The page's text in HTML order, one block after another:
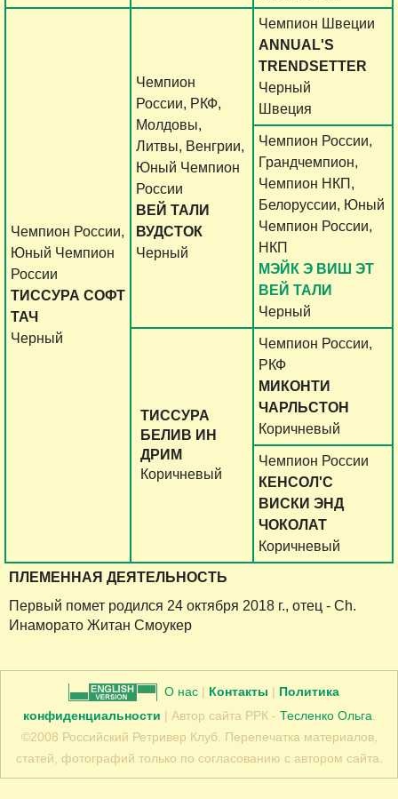
Чемпион России,
Юный Чемпион
России
ТИССУРА СОФТ
ТАЧ
Черный
Чемпион
России, РКФ,
Молдовы,
Литвы, Венгрии,
Юный Чемпион
России
ВЕЙ ТАЛИ
ВУДСТОК
Черный
Чемпион Швеции
ANNUAL'S
TRENDSETTER
Черный
Швеция
Чемпион России,
Грандчемпион,
Чемпион НКП,
Белоруссии, Юный
Чемпион России,
НКП
МЭЙК Э ВИШ ЭТ
ВЕЙ ТАЛИ
Черный
ТИССУРА
БЕЛИВ ИН
ДРИМ
Коричневый
Чемпион России,
РКФ
МИКОНТИ
ЧАРЛЬСТОН
Коричневый
Чемпион России
КЕНСОЛ'С
ВИСКИ ЭНД
ЧОКОЛАТ
Коричневый
ПЛЕМЕННАЯ ДЕЯТЕЛЬНОСТЬ
Первый помет родился 24 октября 2018 г., отец - Ch.
Инаморато Житан Смоукер
О нас | Контакты | Политика
конфиденциальности | Автор сайта РРК - Тесленко Ольга
©2008 Российский Ретривер Клуб. Перепечатка материалов,
статей, фотографий только по согласованию с автором сайта.